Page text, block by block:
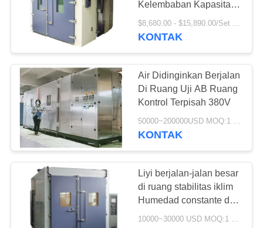
Kelembaban Kapasitas
Besar 20-98% RH
KONTAK
Air Didinginkan Berjalan
Di Ruang Uji AB Ruang
Kontrol Terpisah 380V
50000~200000USD MOQ:1 set
KONTAK
Liyi berjalan-jalan besar
di ruang stabilitas iklim
Humedad constante del
termostato, Berjalan di
10000~30000 USD MOQ:1 set